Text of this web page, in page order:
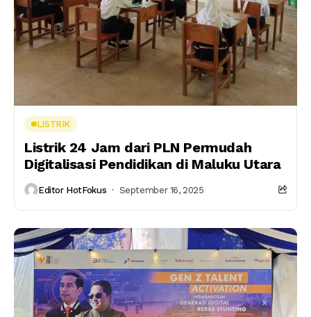
LISTRIK
Listrik 24 Jam dari PLN Permudah
Digitalisasi Pendidikan di Maluku Utara
Editor HotFokus September 16, 2025